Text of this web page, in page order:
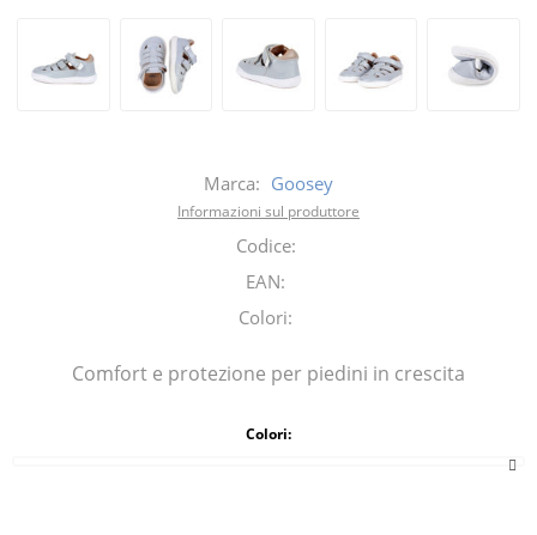
Marca: Goosey
Informazioni sul produttore
Codice:
EAN:
Colori:
Comfort e protezione per piedini in crescita
Colori: